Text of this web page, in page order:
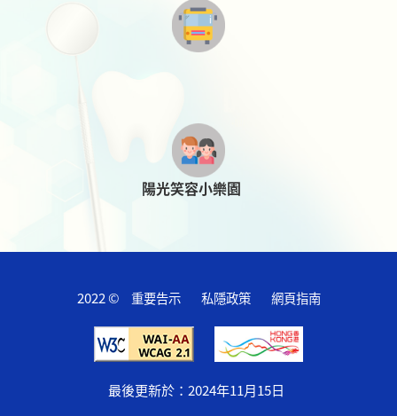
陽光笑容小樂園
2022 © 重要告示 私隱政策 網頁指南
最後更新於： 2024年11月15日